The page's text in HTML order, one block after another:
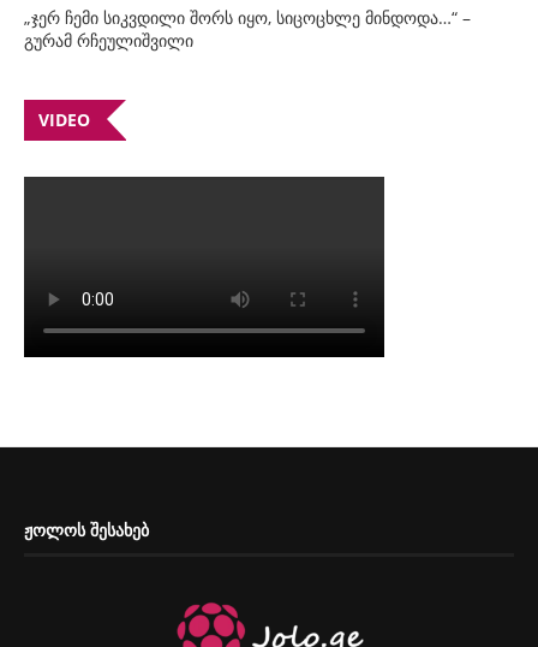
„ჯერ ჩემი სიკვდილი შორს იყო, სიცოცხლე მინდოდა…“ –
გურამ რჩეულიშვილი
VIDEO
ᲟᲝᲚᲝᲡ ᲨᲔᲡᲐᲮᲔᲑ